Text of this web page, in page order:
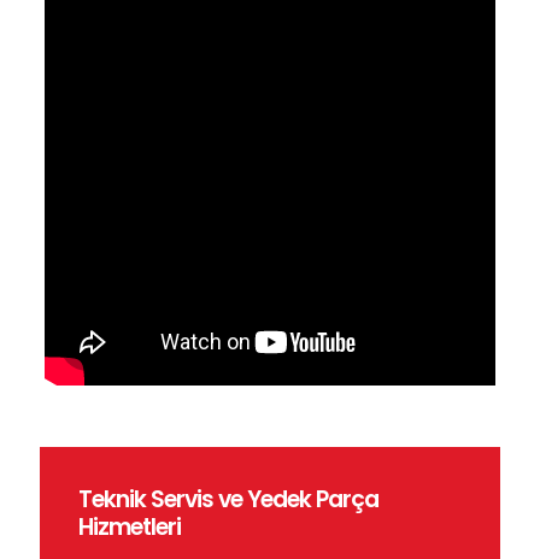
Teknik Servis ve Yedek Parça
Hizmetleri